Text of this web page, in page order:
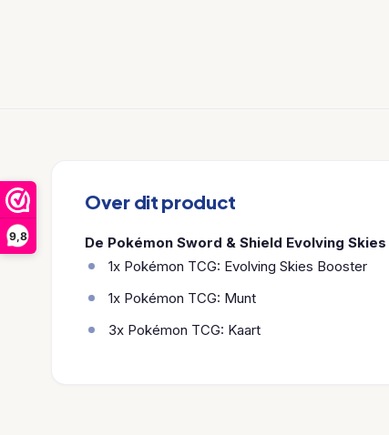
9,8
Over dit product
De Pokémon Sword & Shield Evolving
1x Pokémon TCG: Evolving Skies Booster
1x Pokémon TCG: Munt
3x Pokémon TCG: Kaart